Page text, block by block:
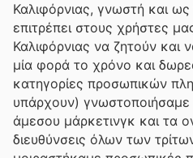
Καλιφόρνιας, γνωστή και
επιτρέπει στους χρήστες
Καλιφόρνιας να ζητούν
μία φορά το χρόνο και
κατηγορίες προσωπικών
υπάρχουν) γνωστοποιήσαμε
άμεσου μάρκετινγκ και τα
διευθύνσεις όλων των